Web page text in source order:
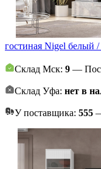
гостиная Nigel белый
Склад Мск: 9 —
Склад Уфа: нет в
У поставщика: 555